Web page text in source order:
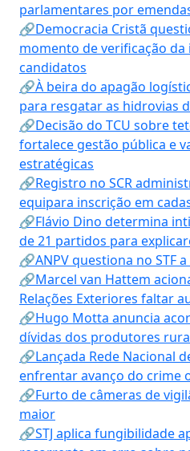
parlamentares por
🔗Democracia Cristã
momento de verificação
candidatos
🔗À beira do apagão
para resgatar as hidrovias
🔗Decisão do TCU sobre
fortalece gestão pública e
estratégicas
🔗Registro no SCR
equipara inscrição em
🔗Flávio Dino determina
de 21 partidos para
🔗ANPV questiona no STF
🔗Marcel van Hattem
Relações Exteriores faltar
🔗Hugo Motta anuncia
dívidas dos produtores
🔗Lançada Rede Nacional
enfrentar avanço do crime
🔗Furto de câmeras de
maior
🔗STJ aplica fungibilidade